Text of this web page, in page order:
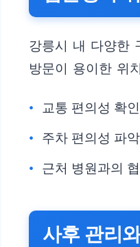
강릉시 내 다양한
방문이 용이한 위
교통 편의성 확
주차 편의성 파
근처 병원과의
사후 관리